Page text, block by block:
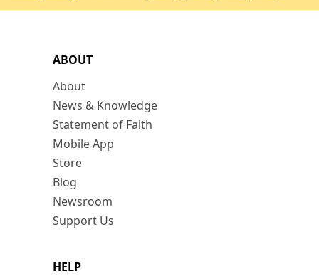
ABOUT
About
News & Knowledge
Statement of Faith
Mobile App
Store
Blog
Newsroom
Support Us
HELP